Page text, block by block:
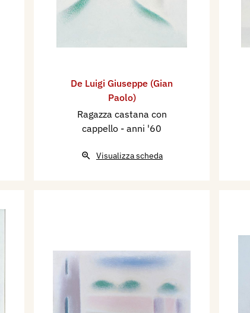
De Luigi Giuseppe (Gian
Paolo)
Ragazza castana con
cappello - anni '60
Visualizza scheda